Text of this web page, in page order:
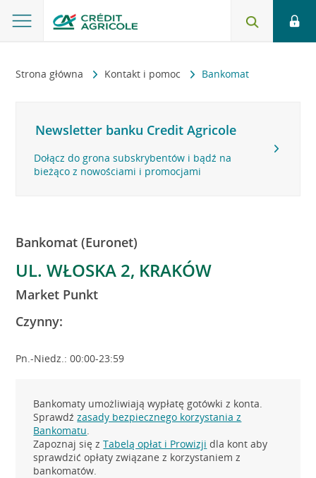
Strona główna Kontakt i pomoc Bankomat
Newsletter banku Credit Agricole
Dołącz do grona subskrybentów i bądź na
bieżąco z nowościami i promocjami
Bankomat (Euronet)
UL. WŁOSKA 2, KRAKÓW
Market Punkt
Czynny:
Pn.-Niedz.: 00:00-23:59
Bankomaty umożliwiają wypłatę gotówki z konta.
Sprawdźzasady bezpiecznego korzystania z
Bankomatu.
Zapoznaj się zTabelą opłat i Prowizji dla kont aby
sprawdzić opłaty związane z korzystaniem z
bankomatów.